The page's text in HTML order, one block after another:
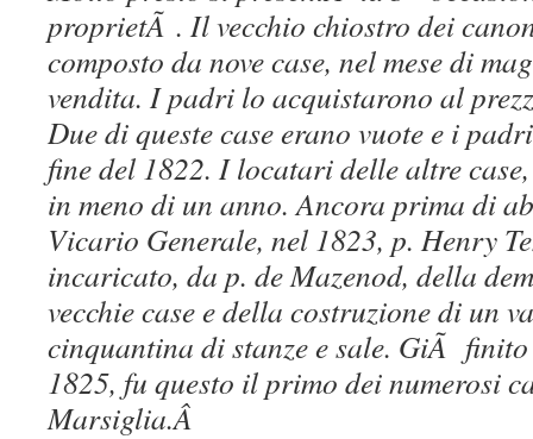
proprietÃ . Il vecchio chiostro dei
composto da nove case, nel mese di
vendita. I padri lo acquistarono al
Due di queste case erano vuote e i
fine del 1822. I locatari delle altre
in meno di un anno. Ancora prima di
Vicario Generale, nel 1823, p. Henry
incaricato, da p. de Mazenod, della
vecchie case e della costruzione di un
cinquantina di stanze e sale. GiÃ
1825, fu questo il primo dei numerosi
Marsiglia.Â